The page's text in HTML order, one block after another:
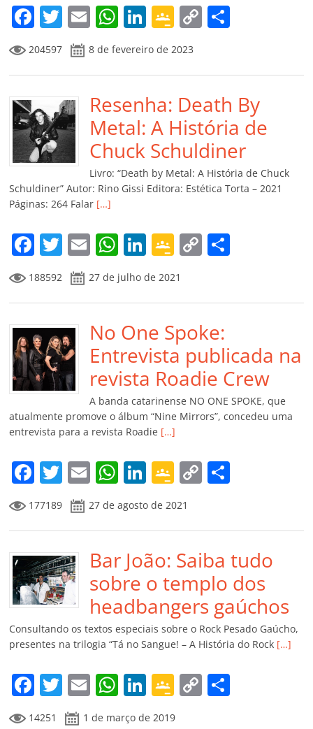
F
a
c
e
b
o
o
k
T
w
itt
er
E
m
ai
l
W
at
s
A
p
p
Li
k
e
dI
n
G
o
o
gl
e
Cl
a
ss
ro
m
C
y
Li
n
k
p
ar
til
h
ar
204597 8 de fevereiro de 2023
Resenha: Death By
Metal: A História de
Chuck Schuldiner
Livro: “Death by Metal: A História de Chuck
Schuldiner” Autor: Rino Gissi Editora: Estética Torta – 2021
Páginas: 264 Falar […]
F
a
c
e
b
o
o
k
T
w
itt
er
E
m
ai
l
W
h
at
s
A
p
p
Li
n
k
e
dI
n
G
o
o
gl
e
Cl
a
ss
ro
o
m
C
y
Li
n
k
p
til
h
ar
188592 27 de julho de 2021
No One Spoke:
Entrevista publicada na
revista Roadie Crew
A banda catarinense NO ONE SPOKE, que
atualmente promove o álbum “Nine Mirrors”, concedeu uma
entrevista para a revista Roadie […]
F
a
c
e
b
o
o
k
T
w
itt
er
E
m
ai
l
W
at
s
A
p
p
Li
n
k
e
dI
n
G
o
o
gl
e
Cl
a
ss
ro
o
m
C
y
Li
n
k
p
ar
til
h
ar
177189 27 de agosto de 2021
Bar João: Saiba tudo
sobre o templo dos
headbangers gaúchos
Consultando os textos especiais sobre o Rock Pesado Gaúcho,
presentes na trilogia “Tá no Sangue! – A História do Rock […]
F
a
T
w
E
m
W Li
n
G
o
C
14251 1 de março de 2019